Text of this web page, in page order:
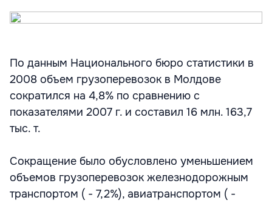
По данным Национального бюро статистики в
2008 объем грузоперевозок в Молдове
сократился на 4,8% по сравнению с
показателями 2007 г. и составил 16 млн. 163,7
тыс. т.
Сокращение было обусловлено уменьшением
объемов грузоперевозок железнодорожным
транспортом ( - 7,2%), авиатранспортом ( -